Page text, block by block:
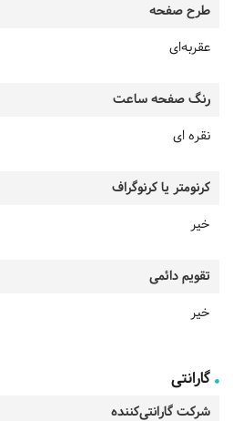
طرح صفحه
عقربه‌ای
رنگ صفحه ساعت
نقره ای
کرنومتر یا کرنوگراف
خیر
تقویم دائمی
خیر
گارانتی
شرکت گارانتی‌کننده